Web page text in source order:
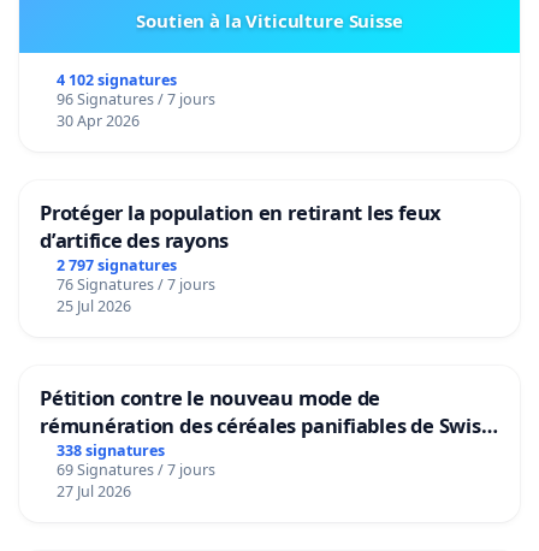
Soutien à la Viticulture Suisse
4 102 signatures
96 Signatures / 7 jours
30 Apr 2026
Protéger la population en retirant les feux
d’artifice des rayons
2 797 signatures
76 Signatures / 7 jours
25 Jul 2026
Pétition contre le nouveau mode de
rémunération des céréales panifiables de Swiss
granum basé sur la teneur en protéines
338 signatures
69 Signatures / 7 jours
27 Jul 2026